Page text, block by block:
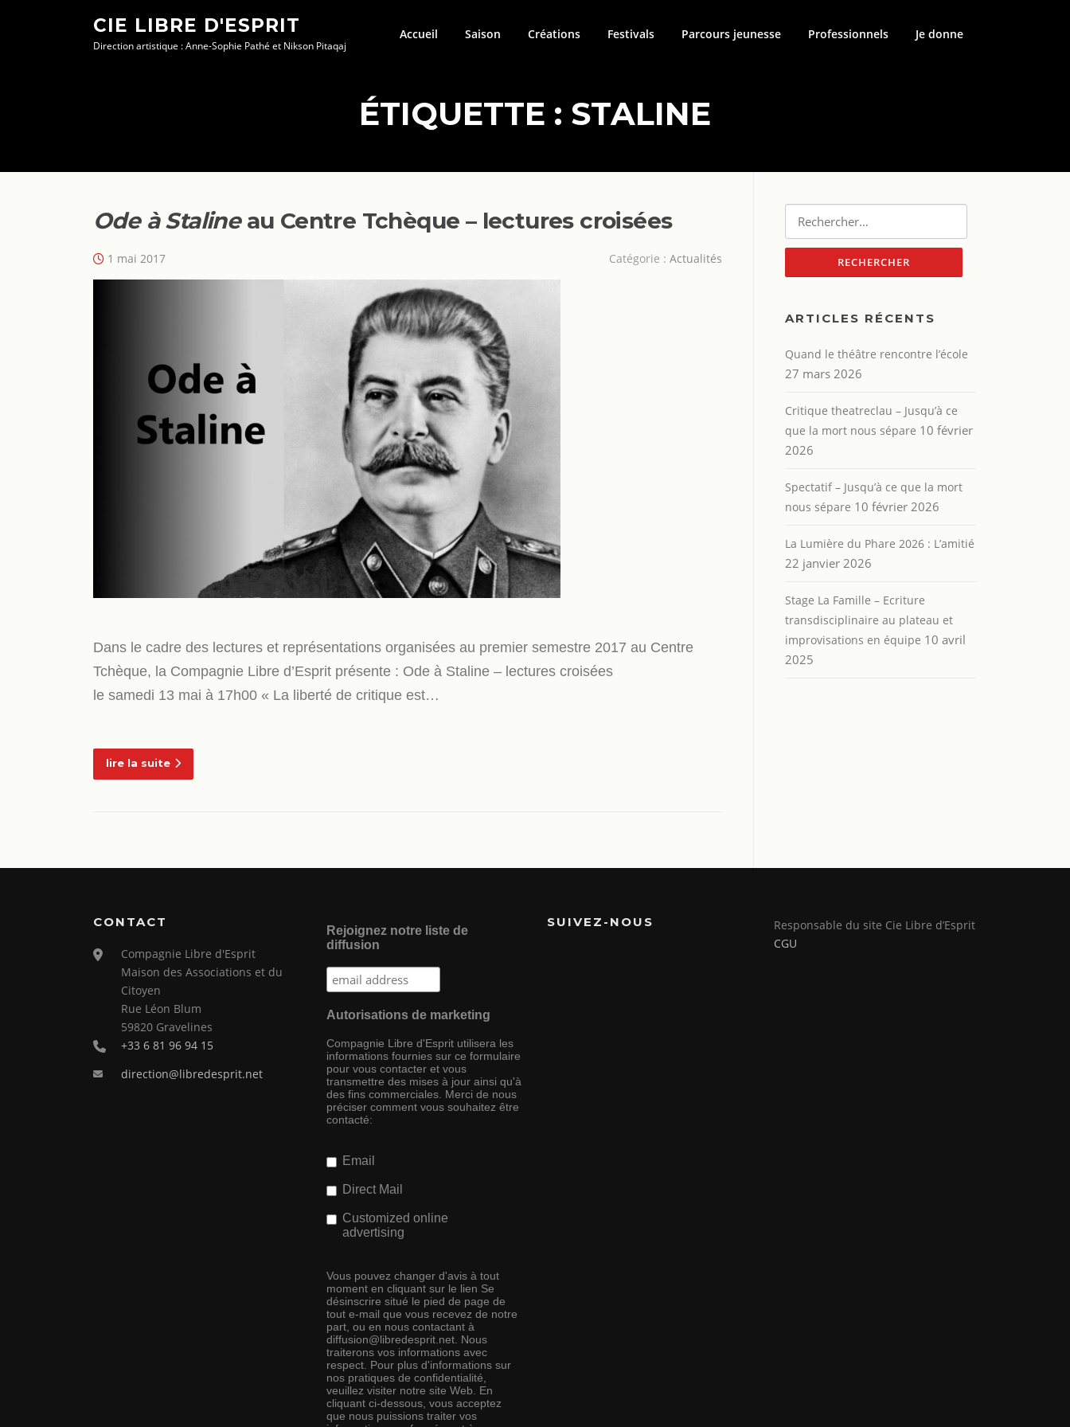
CIE LIBRE D'ESPRIT
Direction artistique : Anne-Sophie Pathé et Nikson Pitaqaj
Accueil Saison Créations Festivals Parcours jeunesse Professionnels Je donne
ÉTIQUETTE : STALINE
Ode à Stalineau Centre Tchèque – lectures croisées
1 mai 2017 Catégorie : Actualités
Dans le cadre des lectures et représentations organisées au premier semestre 2017 au Centre
Tchèque, la Compagnie Libre d’Esprit présente : Ode à Staline – lectures croisées
le samedi 13 mai à 17h00 « La liberté de critique est…
lire la suite
Rechercher :
ARTICLES RÉCENTS
Quand le théâtre rencontre l’école
27 mars 2026
Critique theatreclau – Jusqu’à ce
que la mort nous sépare 10 février
2026
Spectatif – Jusqu’à ce que la mort
nous sépare 10 février 2026
La Lumière du Phare 2026 : L’amitié
22 janvier 2026
Stage La Famille – Ecriture
transdisciplinaire au plateau et
improvisations en équipe 10 avril
2025
CONTACT
Compagnie Libre d'Esprit
Maison des Associations et du
Citoyen
Rue Léon Blum
59820 Gravelines
+33 6 81 96 94 15
direction@libredesprit.net
Rejoignez notre liste de
diffusion
Autorisations de marketing
Compagnie Libre d'Esprit utilisera les
informations fournies sur ce formulaire
pour vous contacter et vous
transmettre des mises à jour ainsi qu'à
des fins commerciales. Merci de nous
préciser comment vous souhaitez être
contacté:
Email
Direct Mail
Customized online
advertising
Vous pouvez changer d'avis à tout
moment en cliquant sur le lien Se
désinscrire situé le pied de page de
tout e-mail que vous recevez de notre
part, ou en nous contactant à
diffusion@libredesprit.net. Nous
traiterons vos informations avec
respect. Pour plus d'informations sur
nos pratiques de confidentialité,
veuillez visiter notre site Web. En
cliquant ci-dessous, vous acceptez
que nous puissions traiter vos
SUIVEZ-NOUS
Responsable du site Cie Libre d’Esprit
CGU